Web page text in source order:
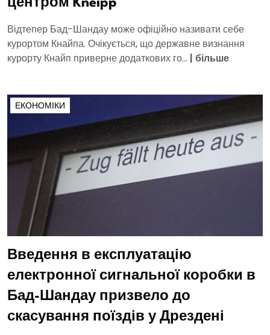
центром Kneipp
Відтепер Бад-Шандау може офіційно називати себе
курортом Кнайпа. Очікується, що державне визнання
курорту Кнайп приверне додаткових го... | більше
ЕКОНОМІКИ
Введення в експлуатацію
електронної сигнальної коробки в
Бад-Шандау призвело до
скасування поїздів у Дрездені